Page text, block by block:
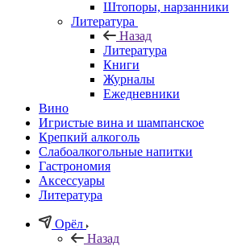
Штопоры, нарзанники
Литература
Назад
Литература
Книги
Журналы
Ежедневники
Вино
Игристые вина и шампанское
Крепкий алкоголь
Слабоалкогольные напитки
Гастрономия
Аксессуары
Литература
Орёл
Назад